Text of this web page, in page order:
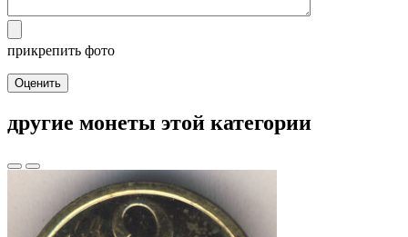
прикрепить фото
Оценить
другие монеты этой категории